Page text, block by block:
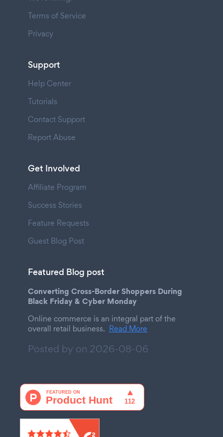
Terms of Service
Privacy
Support
Help Center
Tutorials
Contact Support
Report Abuse
Get Involved
Affiliate Program
Success Stories
Feature Requests
Guest Blog Post
Featured Blog post
Converting Cross-Border Shoppers During
Black Friday & Cyber Monday
Online commerce is an integral part of the
overall retail business. Read More
Posted by on 2026-08-06